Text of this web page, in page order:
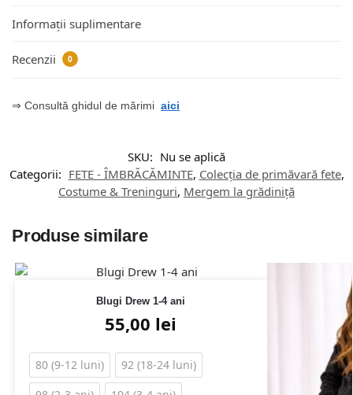
Informații suplimentare
Recenzii 0
⇒ Consultă ghidul de mărimi aici
SKU: Nu se aplică
Categorii: FETE - ÎMBRĂCĂMINTE, Colecția de primăvară fete,
Costume & Treninguri, Mergem la grădiniță
Produse similare
Blugi Drew 1-4 ani
55,00 lei
80 (9-12 luni)
92 (18-24 luni)